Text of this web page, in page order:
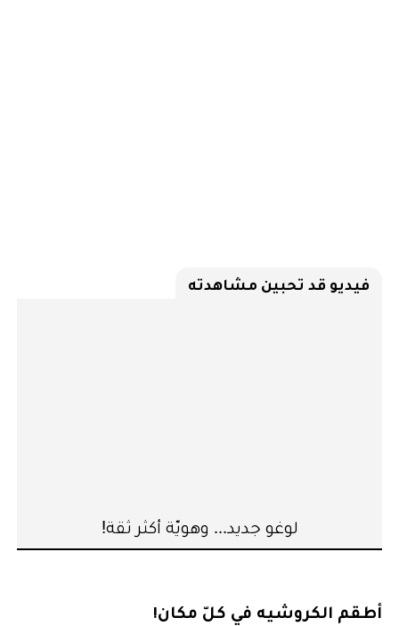
فيديو قد تحبين مشاهدته
لوغو جديد... وهويّة أكثر ثقة!
أطقم الكروشيه في كلّ مكان!